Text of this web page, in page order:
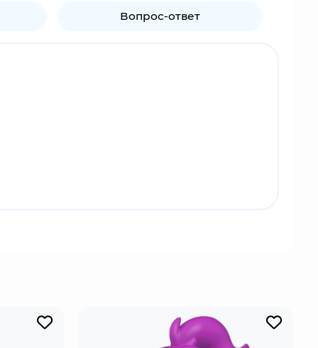
Вопрос-ответ